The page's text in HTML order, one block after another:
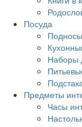
Посуда
Наборы
Предметы
Часы